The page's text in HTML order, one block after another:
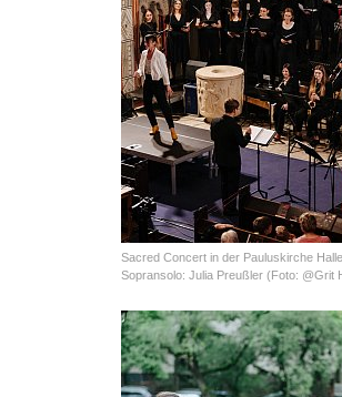
Sacred Concert in der Pauluskirche
Sopransolo: Julia Preußler (Foto: @Grit